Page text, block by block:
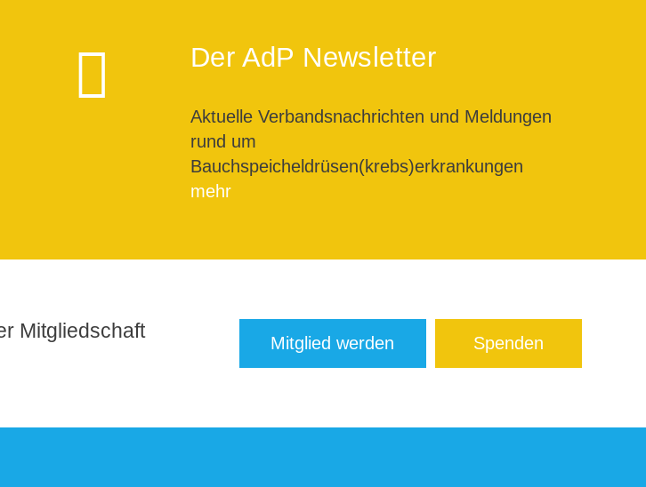
Der AdP Newsletter
Aktuelle Verbandsnachrichten und Meldungen
rund um
Bauchspeicheldrüsen(krebs)erkrankungen
mehr
Mitgliedschaft
Mitglied werden Spenden